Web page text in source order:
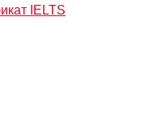
IELTS